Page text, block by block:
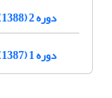
دوره 2 (1388)
دوره 1 (1387)